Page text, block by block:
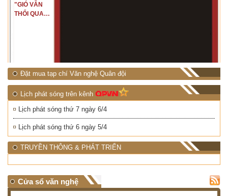
"GIÓ VẪN
THỔI QUA
Đặt mua tạp chí Văn nghệ Quân đội
Lịch phát sóng trên kênh
Lịch phát sóng thứ 7 ngày 6/4
Lịch phát sóng thứ 6 ngày 5/4
TRUYỀN THÔNG & PHÁT TRIỂN
Cửa sổ văn nghệ